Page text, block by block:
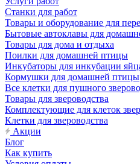
Станки для работ
Товары и оборудование для
Бытовые автоклавы для
Товары для дома и отдыха
Поилки для домашней птицы
Инкубаторы для инкубации
Кормушки для домашней птицы
Все клетки для пушного
Товары для звероводства
Комплектующие для клеток
Клетки для звероводства
Акции
Блог
Как купить